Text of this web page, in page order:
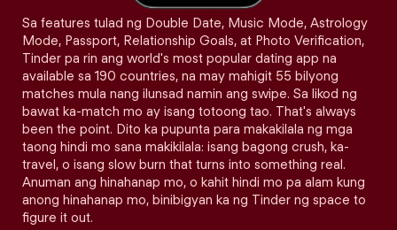
Sa features tulad ng Double Date, Music Mode, Astrology
Mode, Passport, Relationship Goals, at Photo Verification,
Tinder pa rin ang world's most popular dating app na
available sa 190 countries, na may mahigit 55 bilyong
matches mula nang ilunsad namin ang swipe. Sa likod ng
bawat ka-match mo ay isang totoong tao. That's always
been the point. Dito ka pupunta para makakilala ng mga
taong hindi mo sana makikilala: isang bagong crush, ka-
travel, o isang slow burn that turns into something real.
Anuman ang hinahanap mo, o kahit hindi mo pa alam kung
anong hinahanap mo, binibigyan ka ng Tinder ng space to
figure it out.